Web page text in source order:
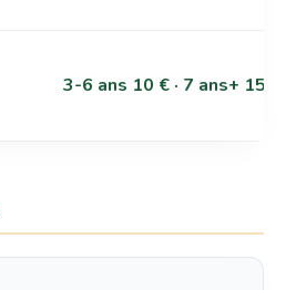
3-6 ans 10 € · 7 ans+ 15 €